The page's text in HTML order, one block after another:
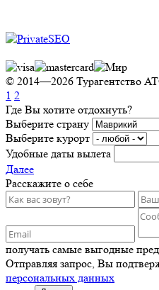
© 2014—2026 Турагентство
1 2
Где Вы хотите отдохнуть?
Выберите страну
Выберите курорт
Удобные даты вылета
Далее
Расскажите о себе
получать самые выгодные
Отправляя запрос, Вы
персональных данных